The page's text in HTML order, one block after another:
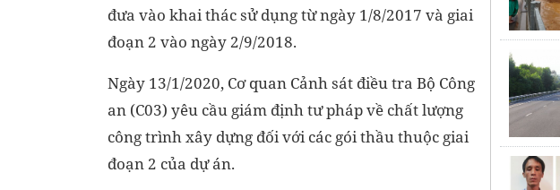
đưa vào khai thác sử dụng từ ngày 1/8/2017 và giai
đoạn 2 vào ngày 2/9/2018.
Ngày 13/1/2020, Cơ quan Cảnh sát điều tra Bộ Công
an (C03) yêu cầu giám định tư pháp về chất lượng
công trình xây dựng đối với các gói thầu thuộc giai
đoạn 2 của dự án.